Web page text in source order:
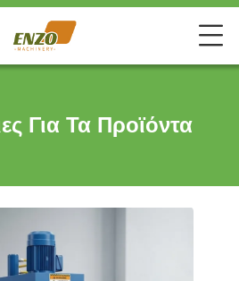
Για Τα Προϊόντα